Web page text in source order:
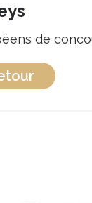
de